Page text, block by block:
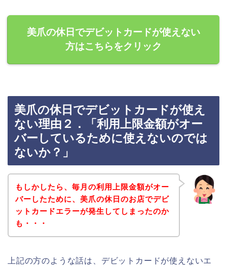
美爪の休日でデビットカードが使えない
方はこちらをクリック
美爪の休日でデビットカードが使え
ない理由２．「利用上限金額がオー
バーしているために使えないのでは
ないか？」
もしかしたら、毎月の利用上限金額がオー
バーしたために、美爪の休日のお店でデビ
ットカードエラーが発生してしまったのか
も・・・
上記の方のような話は、デビットカードが使えないエ